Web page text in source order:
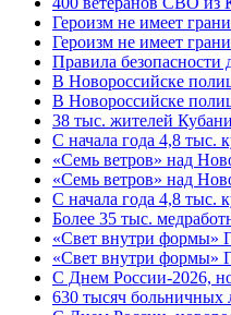
Героизм не имеет
Героизм не имеет
Правила безопасности
В Новороссийске
В Новороссийске
38 тыс. жителей
С начала года 4,8 тыс.
«Семь ветров» над
«Семь ветров» над
С начала года 4,8 тыс.
Более 35 тыс.
«Свет внутри формы»
«Свет внутри формы»
C Днем России-2026,
630 тысяч больничных